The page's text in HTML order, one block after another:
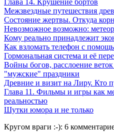
Глава 14. Крушение бортов
Межзвездные путешествия
Состояние жертвы. Откуда
Невозможное возможно:
Кому реально принадлежит
Как взломать телефон с
Гормональная система и её
Войны богов, расслоение
"мужские" праздники
Древние и визит на Лиру. Кто
Глава 11. Фильмы и игры как
реальностью
Шутки юмора и не только
Кругом враги :-): 6